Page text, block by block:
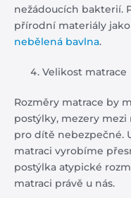
nežádoucích bakterií.
přírodní materiály
nebělená bavlna.
Velikost matrace
Rozměry matrace by
postýlky, mezery
pro dítě nebezpečné.
matraci vyrobíme
postýlka atypické
matraci právě u nás.